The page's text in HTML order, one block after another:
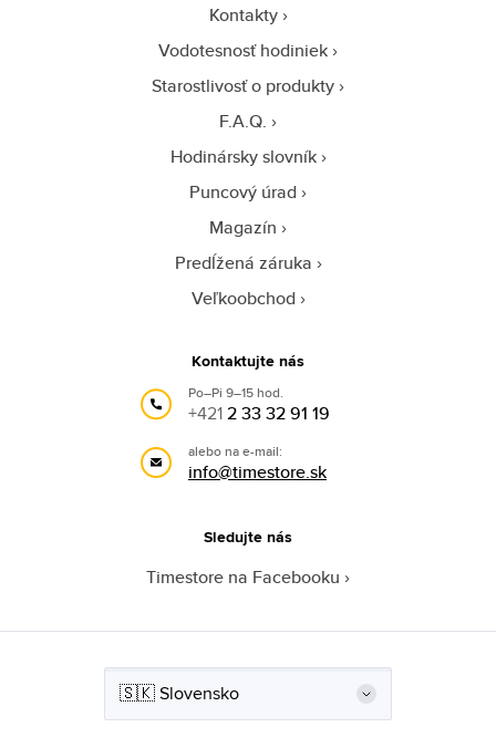
Kontakty
Vodotesnosť hodiniek
Starostlivosť o produkty
F.A.Q.
Hodinársky slovník
Puncový úrad
Magazín
Predĺžená záruka
Veľkoobchod
Kontaktujte nás
Po–Pi 9–15 hod.
+4212 33 32 91 19
alebo na e-mail:
info@timestore.sk
Sledujte nás
Timestore na Facebooku